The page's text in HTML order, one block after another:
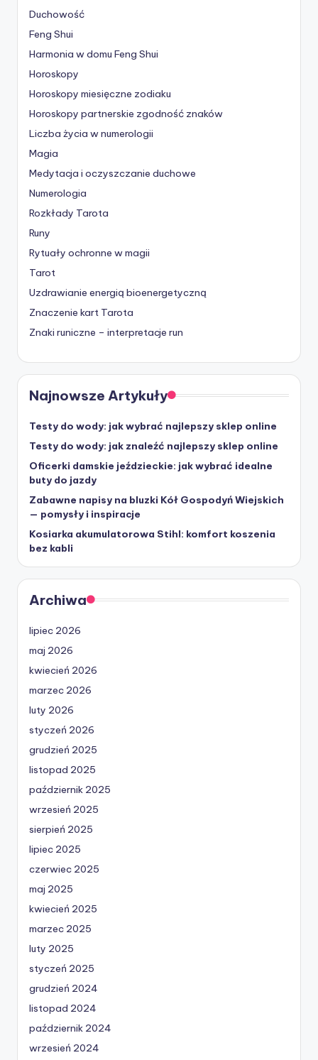
Duchowość
Feng Shui
Harmonia w domu Feng Shui
Horoskopy
Horoskopy miesięczne zodiaku
Horoskopy partnerskie zgodność znaków
Liczba życia w numerologii
Magia
Medytacja i oczyszczanie duchowe
Numerologia
Rozkłady Tarota
Runy
Rytuały ochronne w magii
Tarot
Uzdrawianie energią bioenergetyczną
Znaczenie kart Tarota
Znaki runiczne – interpretacje run
Najnowsze Artykuły
Testy do wody: jak wybrać najlepszy sklep online
Testy do wody: jak znaleźć najlepszy sklep online
Oficerki damskie jeździeckie: jak wybrać idealne
buty do jazdy
Zabawne napisy na bluzki Kół Gospodyń Wiejskich
— pomysły i inspiracje
Kosiarka akumulatorowa Stihl: komfort koszenia
bez kabli
Archiwa
lipiec 2026
maj 2026
kwiecień 2026
marzec 2026
luty 2026
styczeń 2026
grudzień 2025
listopad 2025
październik 2025
wrzesień 2025
sierpień 2025
lipiec 2025
czerwiec 2025
maj 2025
kwiecień 2025
marzec 2025
luty 2025
styczeń 2025
grudzień 2024
listopad 2024
październik 2024
wrzesień 2024